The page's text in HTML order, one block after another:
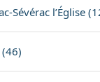
Sévérac l’Église